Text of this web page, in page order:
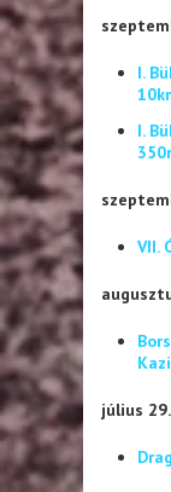
I.
I.
VII.
július 29.